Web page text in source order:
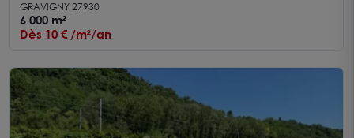
GRAVIGNY 27930
6 000 m²
Dès 10 € /m²/an